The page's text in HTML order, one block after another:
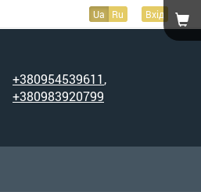
Ua Ru Вхід
+380954539611,
+380983920799